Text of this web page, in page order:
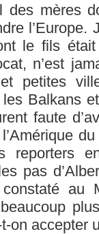
des mères
l’Europe.
le fils
n’est
petites
Balkans
faute
reporters
pas
au
on accepter